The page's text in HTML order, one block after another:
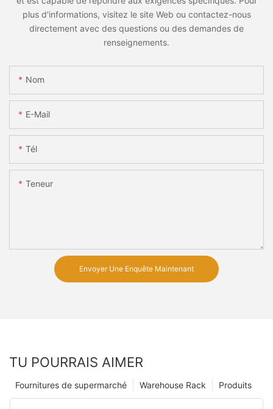
plus d'informations, visitez le site Web ou contactez-nous
directement avec des questions ou des demandes de
renseignements.
Nom
E-Mail
Tél
Teneur
Envoyer Une Enquête Maintenant
TU POURRAIS AIMER
Produits
Warehouse Rack
Fournitures de supermarché